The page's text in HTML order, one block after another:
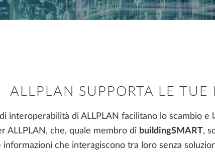
ALLPLAN Partner
APP-Easy
Metrico Estimativo
DAY ON-
ALLPLAN SUPPORTA LE
interoperabilità di ALLPLAN facilitano lo scambio e
ALLPLAN, che, quale membro di buildingSMART,
informazioni che interagiscono tra loro senza